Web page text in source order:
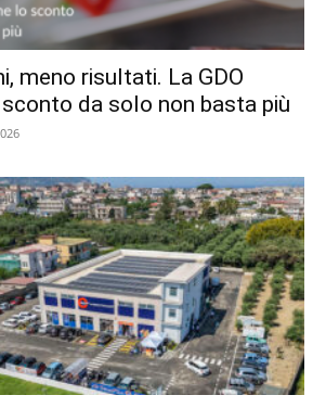
meno risultati. La GDO
da solo non basta più